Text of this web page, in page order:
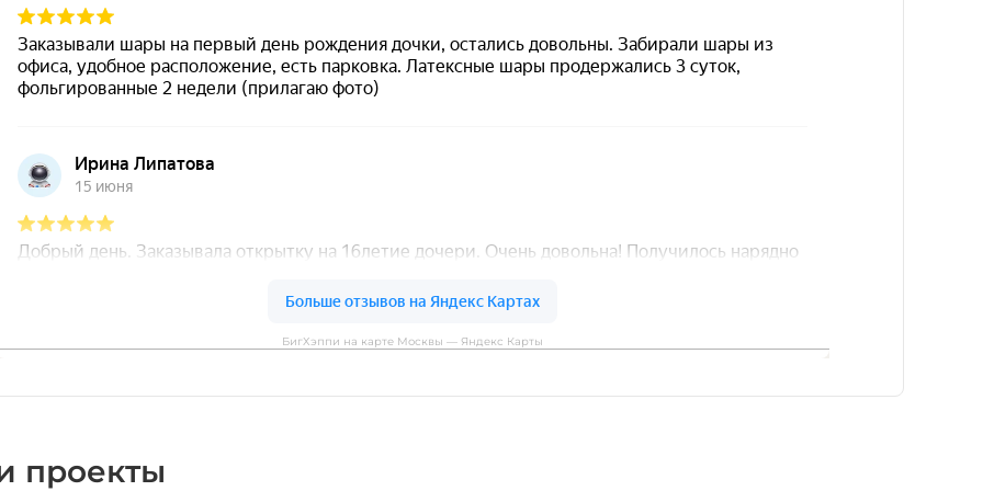
БигХэппи на карте Москвы — Яндекс Карты
проекты